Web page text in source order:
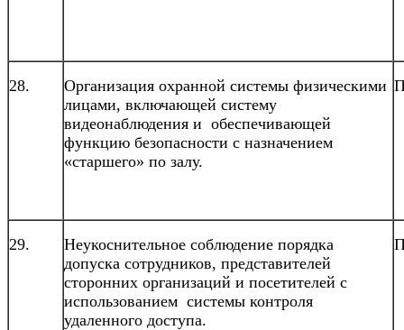
28.
Организация охранной системы физическими
лицами, включающей систему
видеонаблюдения и обеспечивающей
функцию безопасности с назначением
«старшего» по залу.
29.
Неукоснительное соблюдение порядка
допуска сотрудников, представителей
сторонних организаций и посетителей с
использованием системы контроля
удаленного доступа.